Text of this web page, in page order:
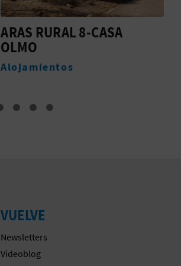
ARAS RURAL 2-CASA
ARCE
Alojamientos
VUELVE
Newsletters
Videoblog